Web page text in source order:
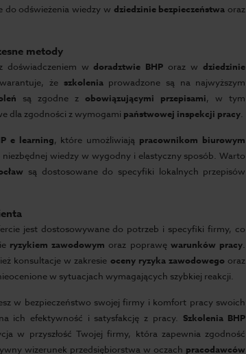
do odświeżenia wiedzy w dziedzinie bezpieczeństwa oraz
metody
doświadczeniem wdoradztwie BHP oraz wdziedzinie
że szkoleniaprowadzone są na najwyższym
są zgodne zobowiązującymi przepisami, w tym
dla zgodności z wymogami państwowej inspekcji pracy.
e learning, które umożliwiają pracownikom biurowym
niezbędnej wiedzy w wygodny i elastyczny sposób. Warto
są dostosowane do specyfiki lokalnych przepisów
jest dostosowywane do potrzeb i specyfiki firmy, co
ryzykiem zawodowym oraz poprawę warunków pracy.
konsultacje w zakresie oceny ryzyka zawodowego oraz
w sytuacjach wymagających szybkiej reakcji.
w bezpieczeństwo swojej firmy i komfort pracy swoich
ich efektywność i satysfakcję z pracy. Szkolenia BHP
w przyszłość Twojej firmy, która zapewnia zgodność
wizerunek przedsiębiorstwa w oczach pracodawców